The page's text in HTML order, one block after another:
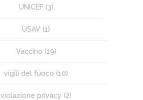
UNICEF(3)
USAV (1)
Vaccino (19)
vigili del fuoco (10)
violazione privacy (2)